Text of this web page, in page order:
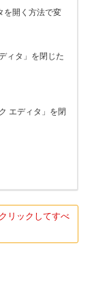
を開く方法で変
ィタ」を閉じた
エディタ」を閉
リックしてすべ